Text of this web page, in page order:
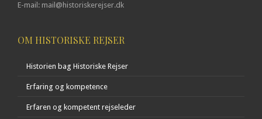
E-mail: mail@historiskerejser.dk
OM HISTORISKE REJSER
Historien bag Historiske Rejser
Erfaring og kompetence
Erfaren og kompetent rejseleder